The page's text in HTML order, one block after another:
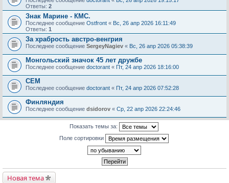
Ответы: 2
Знак Марине - КМС.
Последнее сообщение Ostfront « Вс, 26 апр 2026 16:11:49
Ответы: 1
За храбрость австро-венгрия
Последнее сообщение SergeyNagiev « Вс, 26 апр 2026 05:38:39
Монгольский значок 45 лет дружбе
Последнее сообщение doctorant « Пт, 24 апр 2026 18:16:00
СЕМ
Последнее сообщение doctorant « Пт, 24 апр 2026 07:52:28
Финляндия
Последнее сообщение dsidorov « Ср, 22 апр 2026 22:24:46
Показать темы за:
Поле сортировки
Новая тема